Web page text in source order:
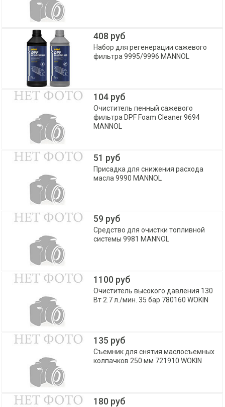
408 руб
Набор для регенерации сажевого
фильтра 9995/9996 MANNOL
104 руб
Очиститель пенный сажевого
фильтра DPF Foam Cleaner 9694
MANNOL
51 руб
Присадка для снижения расхода
масла 9990 MANNOL
59 руб
Средство для очистки топливной
системы 9981 MANNOL
1100 руб
Очиститель высокого давления 130
Вт 2.7 л./мин. 35 бар 780160 WOKIN
135 руб
Съемник для снятия маслосъемных
колпачков 250 мм 721910 WOKIN
180 руб